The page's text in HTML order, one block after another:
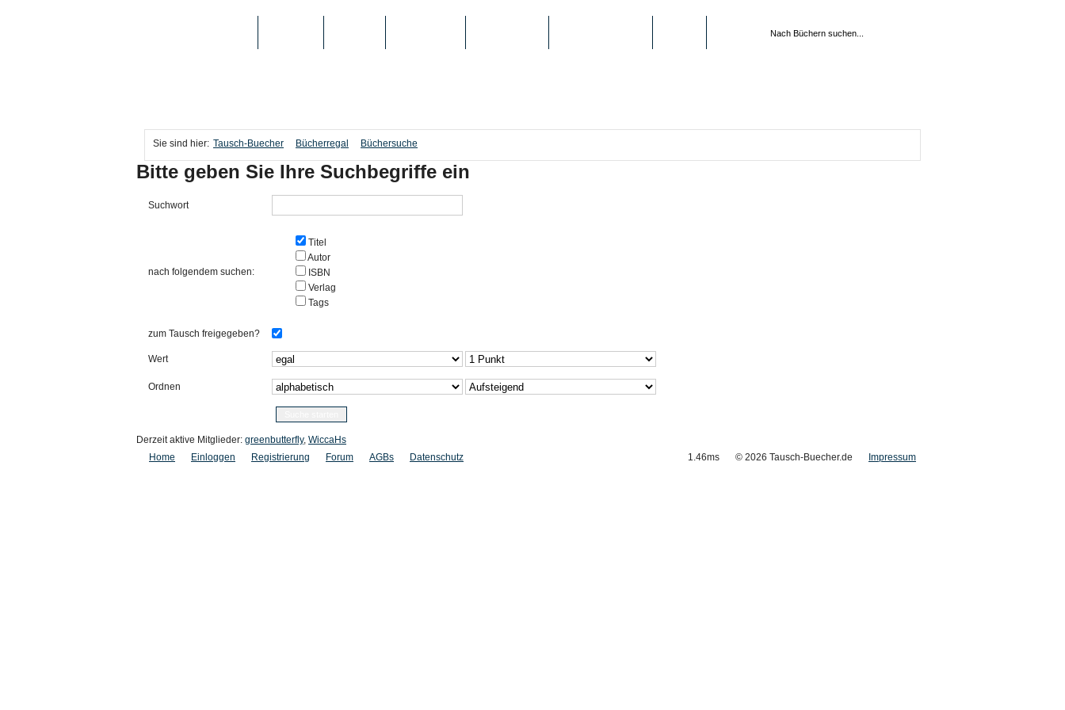
Sie sind hier: Tausch-Buecher Bücherregal Büchersuche
Bitte geben Sie Ihre Suchbegriffe ein
Suchwort
nach folgendem suchen:
Titel
Autor
ISBN
Verlag
Tags
zum Tausch freigegeben?
Wert
Ordnen
Derzeit aktive Mitglieder: greenbutterfly, WiccaHs
Home
Einloggen Registrierung Forum AGBs Datenschutz 1.46ms © 2026 Tausch-Buecher.de Impressum